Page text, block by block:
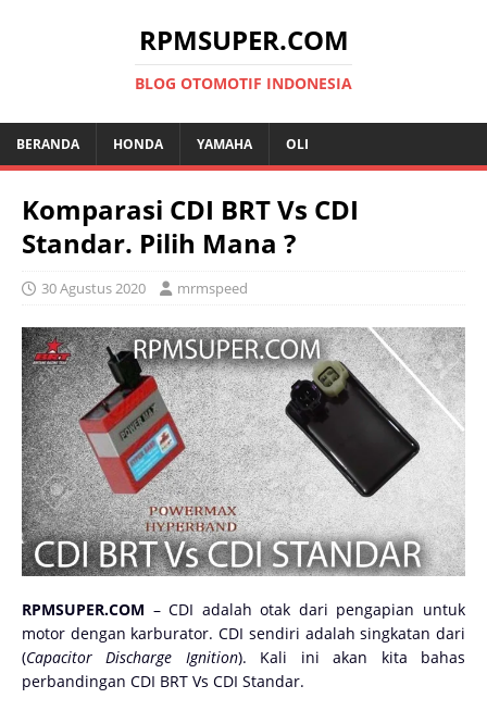
RPMSUPER.COM
BLOG OTOMOTIF INDONESIA
BERANDA HONDA YAMAHA OLI
Komparasi CDI BRT Vs CDI
Standar. Pilih Mana ?
30 Agustus 2020 mrmspeed
RPMSUPER.COM – CDI adalah otak dari pengapian untuk
motor dengan karburator. CDI sendiri adalah singkatan dari
(Capacitor Discharge Ignition). Kali ini akan kita bahas
perbandingan CDI BRT Vs CDI Standar.